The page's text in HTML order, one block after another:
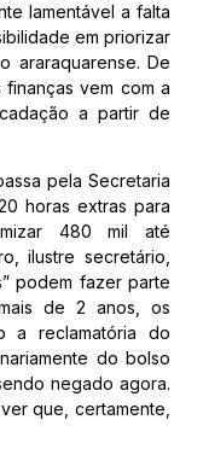
lamentável a falta
em priorizar
araraquarense. De
vem com a
a partir de
pela Secretaria
horas extras para
480 mil até
ilustre secretário,
podem fazer parte
de 2 anos, os
a reclamatória do
do bolso
negado agora.
que, certamente,